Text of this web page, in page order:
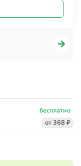
бесплатно
от 368 ₽